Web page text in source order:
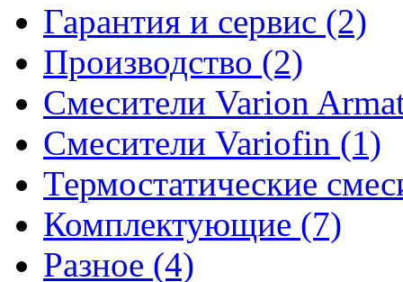
Гарантия и сервис (2)
Производство (2)
Смесители Varion
Смесители Variofin (1)
Термостатические
Комплектующие (7)
Разное (4)